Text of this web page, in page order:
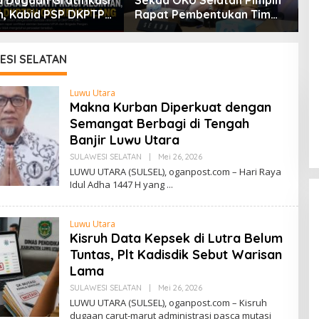
Kabid PSP DKPTPH
Rapat Pembentukan Tim
Koordinasi Daerah
SELATAN
Luwu Utara
Makna Kurban Diperkuat dengan
Semangat Berbagi di Tengah
Banjir Luwu Utara
SULAWESI SELATAN Mei 26, 2026O
E
I
LUWU UTARA (SULSEL), oganpost.com – Hari Raya
Idul Adha 1447 H yang
Luwu Utara
Kisruh Data Kepsek di Lutra Belum
Tuntas, Plt Kadisdik Sebut Warisan
Lama
SULAWESI SELATAN Mei 26, 2026O
E
LUWU UTARA (SULSEL), oganpost.com – Kisruh
dugaan carut-marut administrasi pasca mutasi
SDN 002 Bangko Raih Prestasi
Gemilang di Lomba Bertutur,